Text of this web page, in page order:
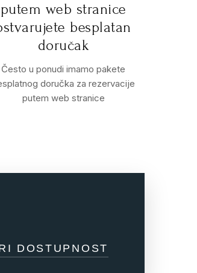
putem web stranice
besplatan
doručak
Često u ponudi imamo pakete
doručka za rezervacije
putem web stranice